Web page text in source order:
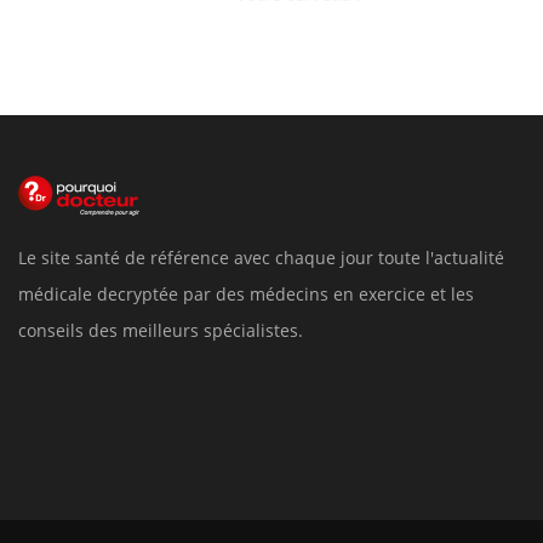
Le site santé de référence avec chaque jour toute l'actualité
médicale decryptée par des médecins en exercice et les
conseils des meilleurs spécialistes.